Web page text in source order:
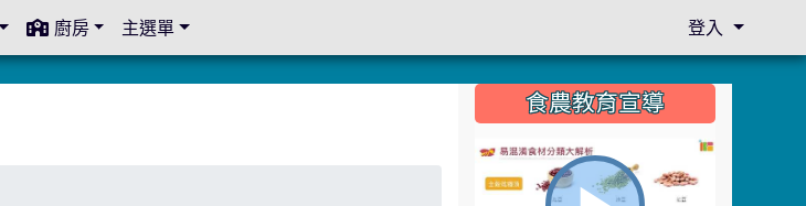
::: 食農教育宣導
廚房 主選單 登入